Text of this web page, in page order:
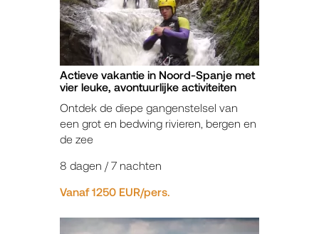
Actieve vakantie in Noord-Spanje met
vier leuke, avontuurlijke activiteiten
Ontdek de diepe gangenstelsel van
een grot en bedwing rivieren, bergen en
de zee
8 dagen / 7 nachten
Vanaf 1250 EUR/pers.